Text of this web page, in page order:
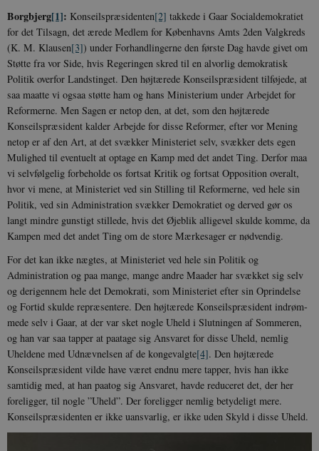
Borgbjerg[1]: Konseilspræsidenten[2] tak­kede i Gaar Socialdemokratiet
for det Til­sagn, det ærede Medlem for Københavns Amts 2den Valgkreds
(K. M. Klausen[3]) un­der Forhandlingerne den første Dag havde givet om
Støtte fra vor Side, hvis Rege­ringen skred til en alvorlig demokratisk
Politik overfor Landstinget. Den højt­ærede Konseilspræsident tilføjede, at
saa maatte vi ogsaa støtte ham og hans Mini­sterium under Arbejdet for
Reformerne. Men Sagen er netop den, at det, som den højtærede
Konseilspræsident kalder Arbejde for disse Reformer, efter vor Mening
netop er af den Art, at det svækker Ministeriet selv, svækker dets egen
Mulighed til even­tuelt at optage en Kamp med det andet Ting. Derfor maa
vi selvfølgelig forbe­holde os fortsat Kritik og fortsat Oppo­sition overalt,
hvor vi mene, at Ministeriet ved sin Stilling til Reformerne, ved hele sin
Politik, ved sin Administration svæk­ker Demokratiet og derved gør os
langt mindre gunstigt stillede, hvis det Øjeblik alligevel skulde komme, da
Kampen med det andet Ting om de store Mærkesager er nødvendig.
For det kan ikke nægtes, at Ministe­riet ved hele sin Politik og
Administration og paa mange, mange andre Maader har svækket sig selv
og derigennem hele det Demokrati, som Ministeriet efter sin Op­rindelse
og Fortid skulde repræsentere. Den højtærede Konseilspræsident indrøm­
mede selv i Gaar, at der var sket nogle Uheld i Slutningen af Sommeren,
og han var saa tapper at paatage sig Ansvaret for disse Uheld, nemlig
Uheldene med Ud­nævnelsen af de kongevalgte[4]. Den højt­ærede
Konseilspræsident vilde have været endnu mere tapper, hvis han ikke
samtidig med, at han paatog sig Ansvaret, havde reduceret det, der her
foreligger, til nogle ”Uheld”. Der foreligger nemlig betydeligt mere.
Konseilspræsidenten er ikke uan­svarlig, er ikke uden Skyld i disse Uheld.